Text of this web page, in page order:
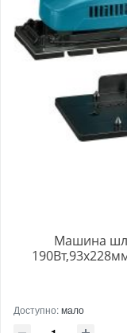
Машина
Доступно:мало